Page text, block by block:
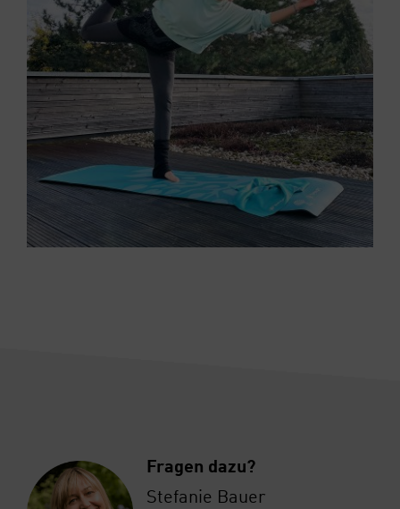
Fra­gen dazu?
Ste­fa­nie Bau­er